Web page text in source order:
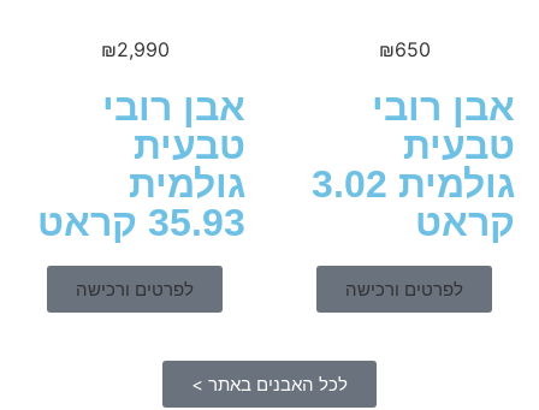
רובי
גולמית 3.02
לפרטים ורכישה
אבן רובי
טבעית
גולמית
35.93 קראט
לפרטים ורכישה
לכל האבנים באתר >